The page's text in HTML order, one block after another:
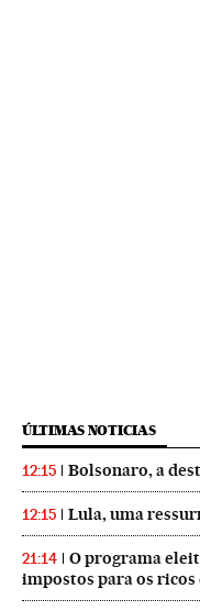
ÚLTIMAS NOTICIAS
12:15 Bolsonaro, a
12:15 Lula, uma
21:14
O programa
impostos para os